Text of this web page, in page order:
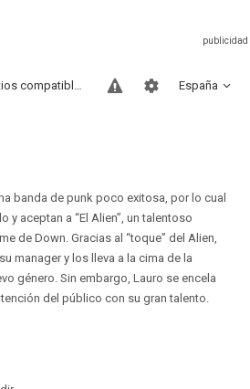
España
Sitios compatibles
banda de punk poco exitosa, por lo cual
y aceptan a “El Alien”, un talentoso
de Down. Gracias al “toque” del Alien,
manager y los lleva a la cima de la
género. Sin embargo, Lauro se encela
del público con su gran talento.